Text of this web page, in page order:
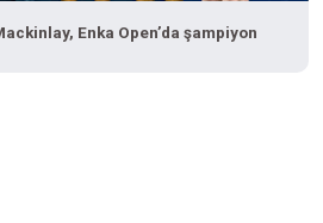
Enka Open’da şampiyon